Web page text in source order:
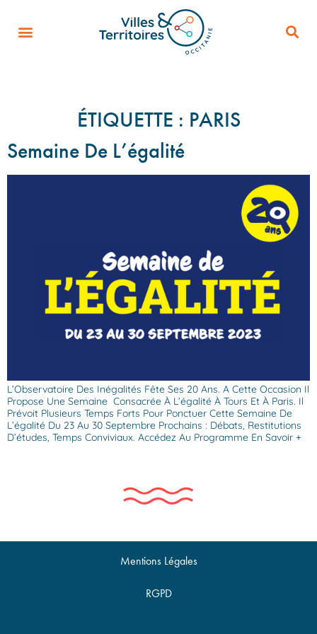
ÉTIQUETTE : PARIS
Semaine De L’égalité
L’Observatoire Des Inégalités Fête Ses 20 Ans. A Cette Occasion Il
Propose Une Semaine Consacrée À L’égalité À Tours Et À Paris. Il
Prévoit Plusieurs Temps Forts Pour Ponctuer Cette Semaine De
L’égalité Du 23 Au 30 Septembre Prochains : Débats, Restitutions
D’études, Temps Conviviaux. Accédez Au Programme En Savoir +
Mentions Légales
RGPD